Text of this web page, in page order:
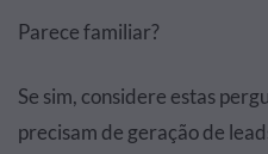
Parece familiar?
Se sim, considere estas
precisam de geração de